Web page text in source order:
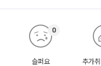
슬퍼요
0
추가